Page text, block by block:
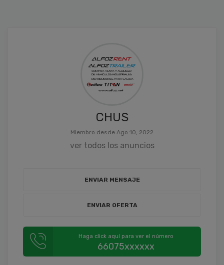
CHUS
Miembro desde Ago 10, 2022
ver todos los anuncios
ENVIAR MENSAJE
ENVIAR OFERTA
Haga click aquí para ver el número
66075xxxxxx